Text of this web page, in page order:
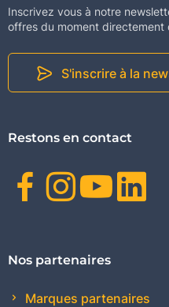
Inscrivez vous à notre
offres du moment directement
S'inscrire à la
Restons en contact
Nos partenaires
Marques partenaires